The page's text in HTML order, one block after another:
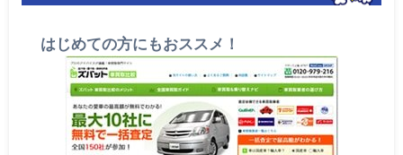
はじめての方にもおススメ！